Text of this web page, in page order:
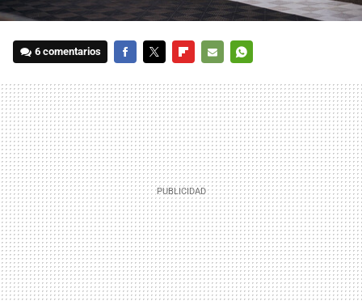
6 comentarios
MAIL